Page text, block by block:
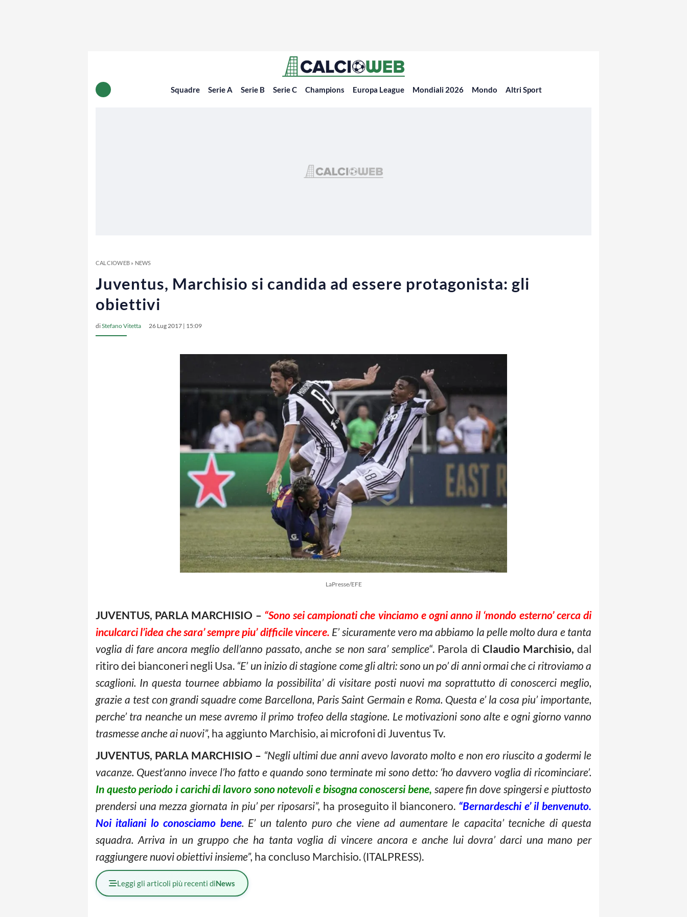
Squadre Serie A Serie B Serie C Champions Europa League Mondiali 2026 Mondo Altri Sport
CALCIOWEB» NEWS
Juventus, Marchisio si candida ad essere protagonista: gli
obiettivi
diStefano Vitetta 26 Lug 2017 | 15:09
LaPresse/EFE
JUVENTUS, PARLA MARCHISIO – “Sono sei campionati che vinciamo e ogni anno il ‘mondo esterno’ cerca di
inculcarci l’idea che sara’ sempre piu’ difficile vincere. E’ sicuramente vero ma abbiamo la pelle molto dura e tanta
voglia di fare ancora meglio dell’anno passato, anche se non sara’ semplice“. Parola di Claudio Marchisio, dal
ritiro dei bianconeri negli Usa. “E’ un inizio di stagione come gli altri: sono un po’ di anni ormai che ci ritroviamo a
scaglioni. In questa tournee abbiamo la possibilita’ di visitare posti nuovi ma soprattutto di conoscerci meglio,
grazie a test con grandi squadre come Barcellona, Paris Saint Germain e Roma. Questa e’ la cosa piu’ importante,
perche’ tra neanche un mese avremo il primo trofeo della stagione. Le motivazioni sono alte e ogni giorno vanno
trasmesse anche ai nuovi”, ha aggiunto Marchisio, ai microfoni di Juventus Tv.
JUVENTUS, PARLA MARCHISIO – “Negli ultimi due anni avevo lavorato molto e non ero riuscito a godermi le
vacanze. Quest’anno invece l’ho fatto e quando sono terminate mi sono detto: ‘ho davvero voglia di ricominciare’.
In questo periodo i carichi di lavoro sono notevoli e bisogna conoscersi bene, sapere fin dove spingersi e piuttosto
prendersi una mezza giornata in piu’ per riposarsi”, ha proseguito il bianconero. “Bernardeschi e’ il benvenuto.
Noi italiani lo conosciamo bene. E’ un talento puro che viene ad aumentare le capacita’ tecniche di questa
squadra. Arriva in un gruppo che ha tanta voglia di vincere ancora e anche lui dovra’ darci una mano per
raggiungere nuovi obiettivi insieme”, ha concluso Marchisio. (ITALPRESS).
Leggi gli articoli più recenti diNews